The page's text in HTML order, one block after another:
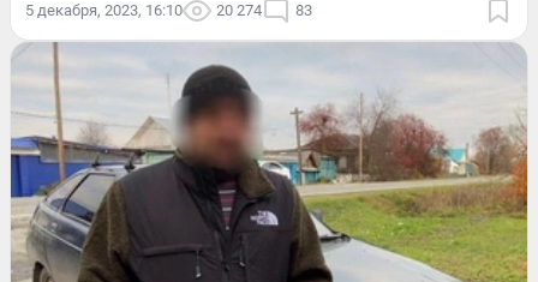
5 декабря, 2023, 16:10 20 274 83